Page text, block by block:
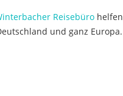
Reisebüro helfen
und ganz Europa.